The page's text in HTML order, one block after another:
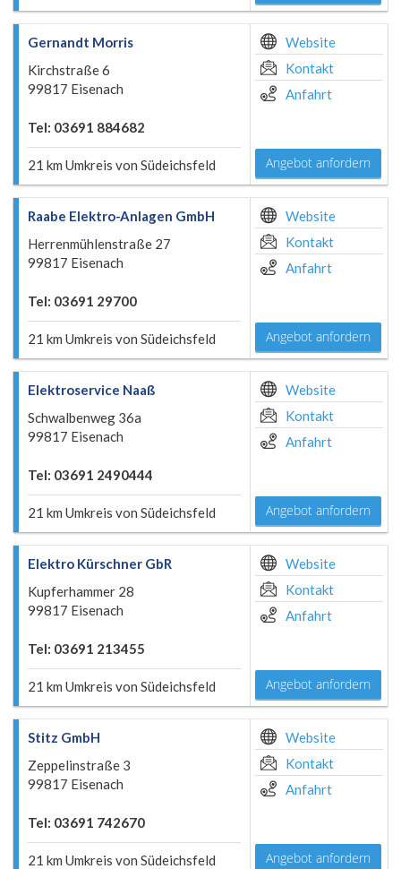
Gernandt Morris
Kirchstraße 6
99817 Eisenach
Tel: 03691 884682
21 km Umkreis von Südeichsfeld
Website
Kontakt
Anfahrt
Angebot anfordern
Raabe Elektro-Anlagen GmbH
Herrenmühlenstraße 27
99817 Eisenach
Tel: 03691 29700
21 km Umkreis von Südeichsfeld
Website
Kontakt
Anfahrt
Angebot anfordern
Elektroservice Naaß
Schwalbenweg 36a
99817 Eisenach
Tel: 03691 2490444
21 km Umkreis von Südeichsfeld
Website
Kontakt
Anfahrt
Angebot anfordern
Elektro Kürschner GbR
Kupferhammer 28
99817 Eisenach
Tel: 03691 213455
21 km Umkreis von Südeichsfeld
Website
Kontakt
Anfahrt
Angebot anfordern
Stitz GmbH
Zeppelinstraße 3
99817 Eisenach
Tel: 03691 742670
21 km Umkreis von Südeichsfeld
Website
Kontakt
Anfahrt
Angebot anfordern